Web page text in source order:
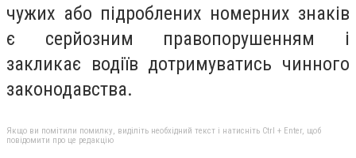
чужих або підроблених номерних знаків
є серйозним правопорушенням і
закликає водіїв дотримуватись чинного
законодавства.
Якщо ви помітили помилку, виділіть необхідний текст і натисніть Ctrl + Enter, щоб
повідомити про це редакцію